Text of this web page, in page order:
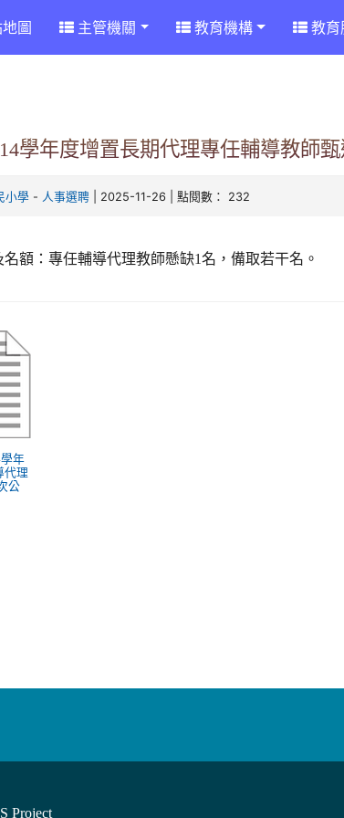
圖 主管機關 教育機構 教育
學年度增置長期代理專任輔導教師
小學 - 人事選聘 | 2025-11-26 | 點閱數： 232
名額：專任輔導代理教師懸缺1名，備取若干名。
年
代理
公
Project